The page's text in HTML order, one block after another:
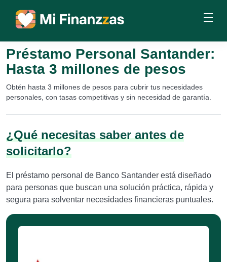
Préstamo Personal Santander:
Hasta 3 millones de pesos
Obtén hasta 3 millones de pesos para cubrir tus necesidades
personales, con tasas competitivas y sin necesidad de garantía.
¿Qué necesitas saber antes de
solicitarlo?
El préstamo personal de Banco Santander está diseñado
para personas que buscan una solución práctica, rápida y
segura para solventar necesidades financieras puntuales.